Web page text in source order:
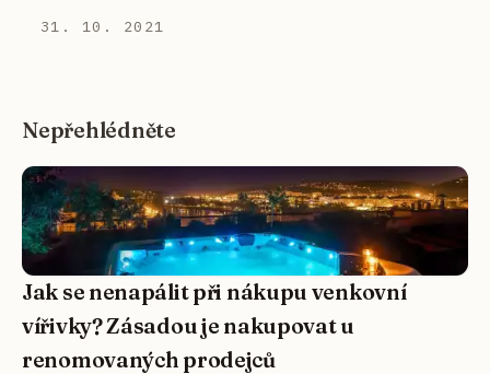
31. 10. 2021
Nepřehlédněte
Jak se nenapálit při nákupu venkovní
vířivky? Zásadou je nakupovat u
renomovaných prodejců